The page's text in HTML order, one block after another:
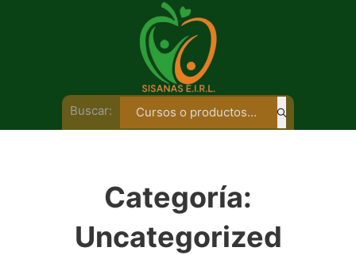
Buscar:
Categoría:
Uncategorized